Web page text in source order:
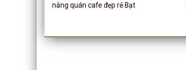
nắng quán cafe đẹp rẻ Bạt